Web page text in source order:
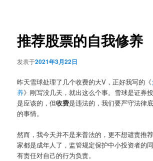
推荐股票的自我修养
发表于2021年3月22日
昨天雪球处理了几个收费的大V，正好我写的《
养》刚写没几天，就出这么个事。雪球是证券
是应该的，但收费是违法的，我们要严守法律
的事情。
然而，我今天并不是来普法的，更不想谴责推
家都是成年人了，监管规定保护中小投资者的
有责任对自己的行为负责。